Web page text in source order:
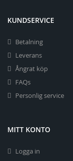
KUNDSERVICE
Betalning
Leverans
Ångrat köp
FAQs
Personlig service
MITT KONTO
Logga in